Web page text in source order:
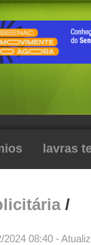
lavras
/
08:40 -